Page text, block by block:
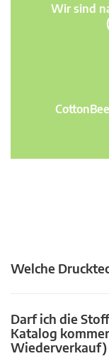
Wir sind
Welche
Darf ich die
Katalog
Wiederverkauf)